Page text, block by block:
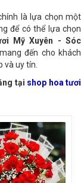
là lựa chọn một
để có thể lựa chọn
Mỹ Xuyên - Sóc
đến cho khách
uy tín.
tại
shop hoa tươi